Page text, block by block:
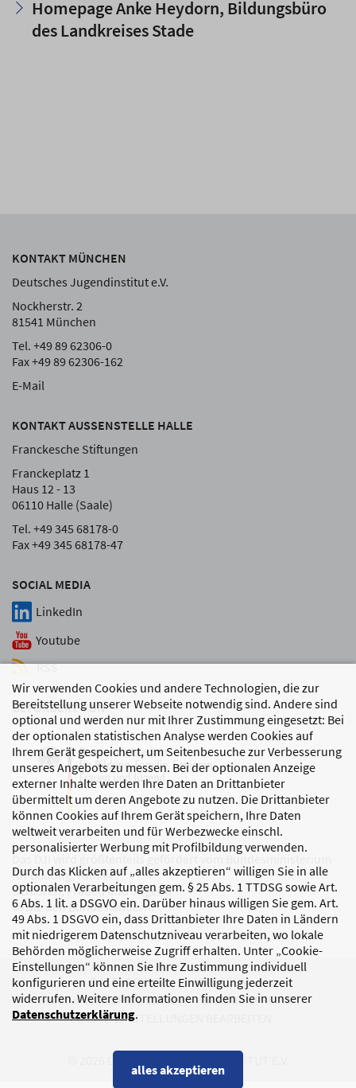
Wir verwenden Cookies und andere Technologien, die zur
Bereitstellung unserer Webseite notwendig sind. Andere sind
optional und werden nur mit Ihrer Zustimmung eingesetzt: Bei
der optionalen statistischen Analyse werden Cookies auf
Ihrem Gerät gespeichert, um Seitenbesuche zur Verbesserung
unseres Angebots zu messen. Bei der optionalen Anzeige
externer Inhalte werden Ihre Daten an Drittanbieter
übermittelt um deren Angebote zu nutzen. Die Drittanbieter
können Cookies auf Ihrem Gerät speichern, Ihre Daten
weltweit verarbeiten und für Werbezwecke einschl.
personalisierter Werbung mit Profilbildung verwenden.
Durch das Klicken auf „alles akzeptieren“ willigen Sie in alle
optionalen Verarbeitungen gem. § 25 Abs. 1 TTDSG sowie Art.
6 Abs. 1 lit. a DSGVO ein. Darüber hinaus willigen Sie gem. Art.
49 Abs. 1 DSGVO ein, dass Drittanbieter Ihre Daten in Ländern
mit niedrigerem Datenschutzniveau verarbeiten, wo lokale
Behörden möglicherweise Zugriff erhalten. Unter „Cookie-
Einstellungen“ können Sie Ihre Zustimmung individuell
konfigurieren und eine erteilte Einwilligung jederzeit
widerrufen. Weitere Informationen finden Sie in unserer
Datenschutzerklärung.
alles akzeptieren
Homepage Anke Heydorn, Bildungsbüro
des Landkreises Stade
SOCIAL MEDIA
LinkedIn
Youtube
RSS
KONTAKT MÜNCHEN
Deutsches Jugendinstitut e.V.
Nockherstr. 2
81541 München
Tel. +49 89 62306-0
Fax +49 89 62306-162
E-Mail
KONTAKT AUSSENSTELLE HALLE
Franckesche Stiftungen
Franckeplatz 1
Haus 12 - 13
06110 Halle (Saale)
Tel. +49 345 68178-0
Fax +49 345 68178-47
GEFÖRDERT VON
Das DJI wird größtenteils gefördert vom Bundesministerium
für Bildung, Familie,
Senioren, Frauen und Jugend
sowie den Bundesländern.
DATENSCHUTZ
IMPRESSUM
KORRUPTIONSPRÄVENTION
BARRIEREFREIHEIT
COOKIE-EINSTELLUNGEN BEARBEITEN